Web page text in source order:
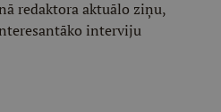
redaktora aktuālo ziņu,
interviju